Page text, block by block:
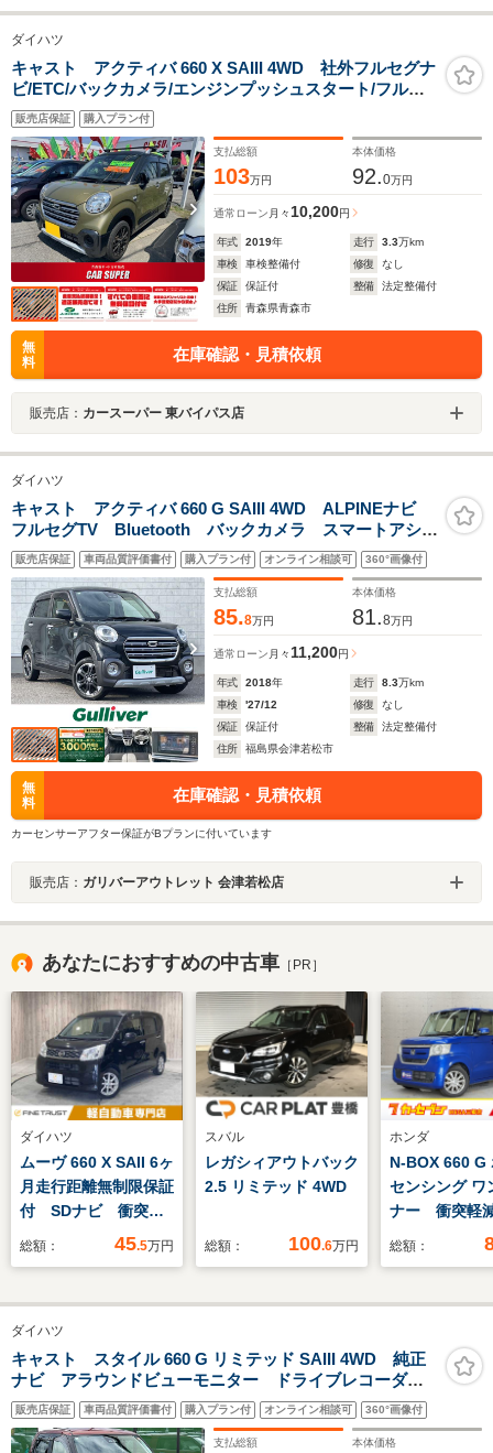
ダイハツ
キャスト アクティバ 660 X SAIII 4WD 社外フルセグナ
ビ/ETC/バックカメラ/エンジンプッシュスタート/フル
LEDヘッドライト/オートエアコン/BluetoothAudio/15イ
ンチ社外アルミホイール
販売店保証 購入プラン付
支払総額
103万円
本体価格
92.0万円
通常ローン 月々 10,200円
年式 2019年 走行 3.3万km
車検
車検整備付 修復
なし
保証
保証付 整備
法定整備付
住所
青森県青森市
無
料
在庫確認・見積依頼
販売店： カースーパー 東バイパス店
ダイハツ
キャスト アクティバ 660 G SAIII 4WD ALPINEナビ
フルセグTV Bluetooth バックカメラ スマートアシス
トIII ダウンヒルアシスト ドライブレコーダー オート
ハイビーム フォグランプ オートライト スマートキ
ー
販売店保証 車両品質評価書付 購入プラン付 オンライン相談可 360°画像付
支払総額
85.8万円
本体価格
81.8万円
通常ローン 月々 11,200円
年式 2018年 走行 8.3万km
車検
'27/12 修復
なし
保証
保証付 整備
法定整備付
住所
福島県会津若松市
無
料
在庫確認・見積依頼
カーセンサーアフター保証がBプランに付いています
販売店： ガリバーアウトレット 会津若松店
あなたにおすすめの中古車 ［PR］
ダイハツ
ムーヴ 660 X SAII 6ヶ
月走行距離無制限保証
付 SDナビ 衝突軽
減ブレーキ バックカ
ドライト スマートキ
ー 盗難防止装置 電
動格納ミラー 禁煙
車 ETC 純正14イ
ンチアルミホイール
総額： 45.5万円
スバル
レガシィアウトバック
2.5 リミテッド 4WD
総額： 100.6万円
ホンダ
N-BOX 660 G
センシング ワ
ナー 衝突軽
ダークルーズ
ビ フルセグ
カメラ ETC
ルミ ドライ
ダー
総額：
ダイハツ
キャスト スタイル 660 G リミテッド SAIII 4WD 純正
ナビ アラウンドビューモニター ドライブレコーダ
ー スマートアシスト 衝突回避支援ブレーキ ブレー
キ制御付誤発進抑制機能 車線逸脱警報機能 プッシュ
スタート ハンズフリー スマートキー
販売店保証 車両品質評価書付 購入プラン付 オンライン相談可 360°画像付
支払総額 本体価格